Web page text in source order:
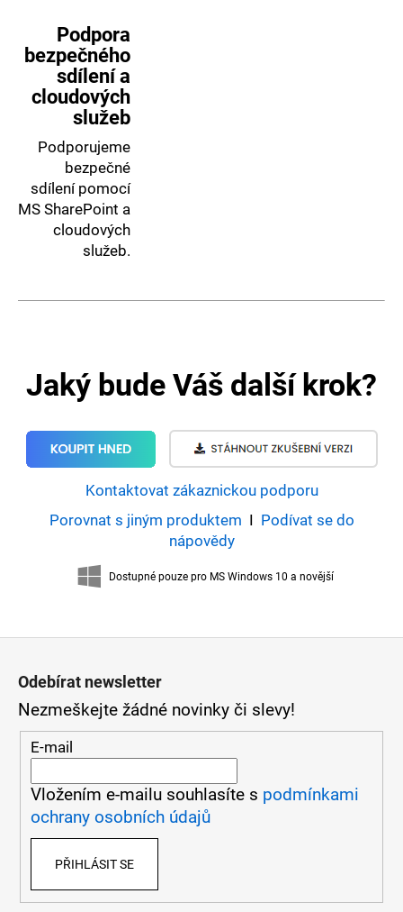
Podpora
bezpečného
sdílení a
cloudových
služeb
Podporujeme
bezpečné
sdílení pomocí
MS SharePoint a
cloudových
služeb.
Jaký bude Váš další krok?
Kontaktovat zákaznickou podporu
Porovnat s jiným produktem I Podívat se do
nápovědy
Dostupné pouze pro MS Windows 10 a novější
Odebírat newsletter
Nezmeškejte žádné novinky či slevy!
E-mail
Vložením e-mailu souhlasíte s podmínkami
ochrany osobních údajů
PŘIHLÁSIT SE